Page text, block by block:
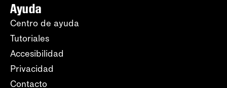
Ayuda
Centro de ayuda
Tutoriales
Accesibilidad
Privacidad
Contacto